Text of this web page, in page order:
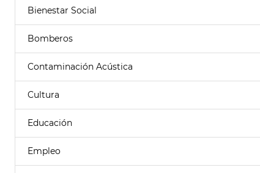
Bienestar Social
Bomberos
Contaminación Acústica
Cultura
Educación
Empleo